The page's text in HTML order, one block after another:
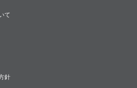
て
針